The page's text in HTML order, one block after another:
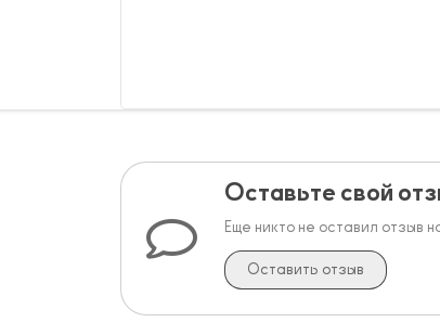
Оставьте свой
Еще никто не оставил отзыв
Оставить отзыв